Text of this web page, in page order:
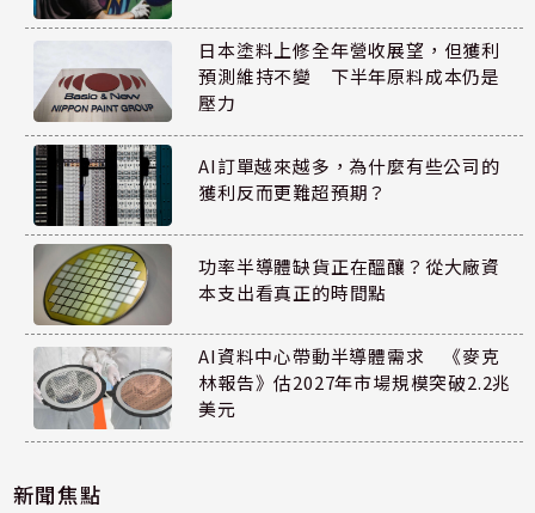
日本塗料上修全年營收展望，但獲利
預測維持不變 下半年原料成本仍是
壓力
AI訂單越來越多，為什麼有些公司的
獲利反而更難超預期？
功率半導體缺貨正在醞釀？從大廠資
本支出看真正的時間點
AI資料中心帶動半導體需求 《麥克
林報告》估2027年市場規模突破2.2兆
美元
新聞焦點